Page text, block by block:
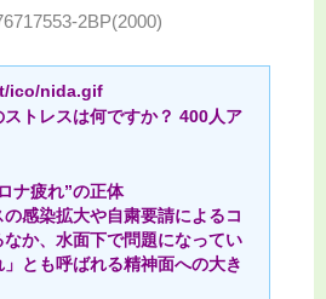
2BP(2000)
ico/nida.gif
ストレスは何ですか？ 400人ア
ナ疲れ”の正体
感染拡大や自粛要請によるコ
か、水面下で問題になってい
とも呼ばれる精神面への大き